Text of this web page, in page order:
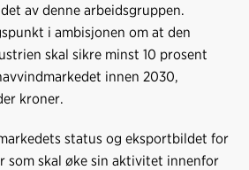
av denne arbeidsgruppen.
i ambisjonen om at den
skal sikre minst 10 prosent
innen 2030,
kroner.
status og eksportbildet for
som skal øke sin aktivitet innenfor